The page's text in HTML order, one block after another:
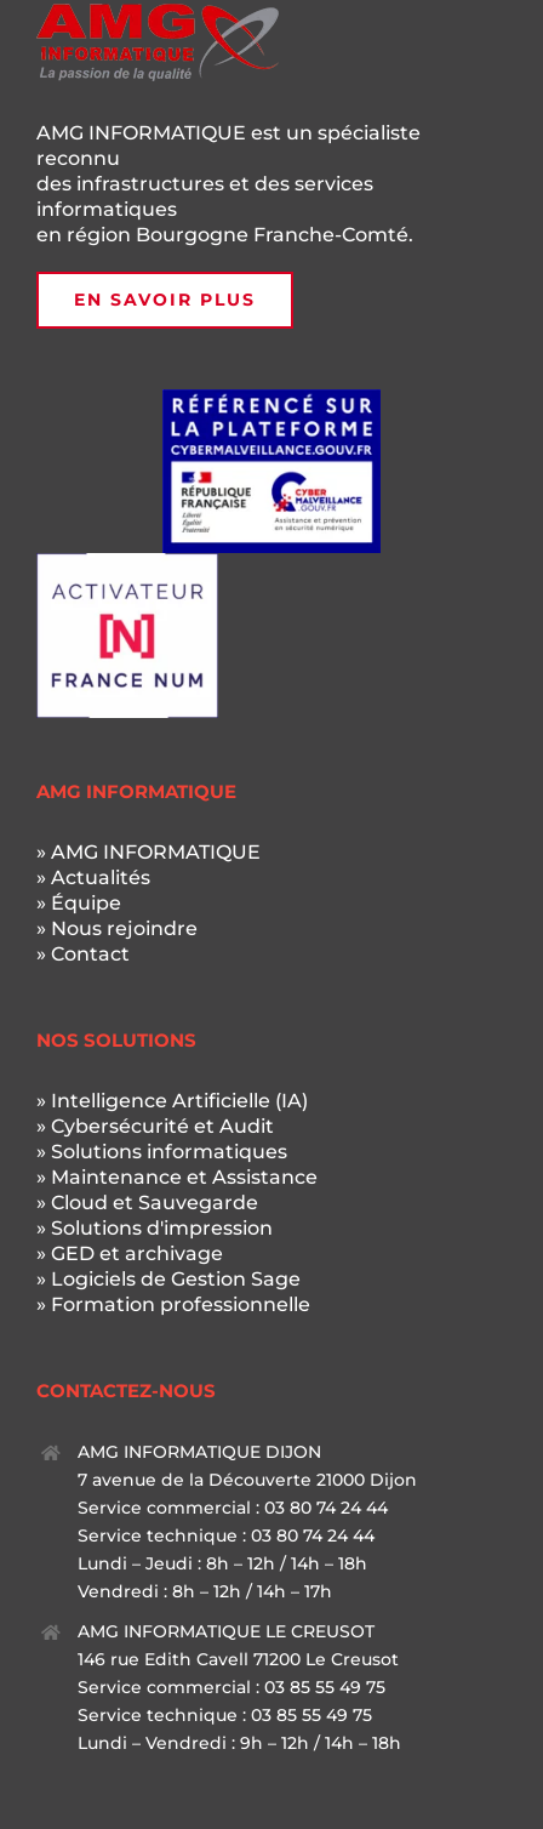
AMG INFORMATIQUE est un spécialiste
reconnu
des infrastructures et des services
informatiques
en région Bourgogne Franche-Comté.
EN SAVOIR PLUS
AMG INFORMATIQUE
» AMG INFORMATIQUE
» Actualités
» Équipe
» Nous rejoindre
» Contact
NOS SOLUTIONS
» Intelligence Artificielle (IA)
» Cybersécurité et Audit
» Solutions informatiques
» Maintenance et Assistance
» Cloud et Sauvegarde
» Solutions d'impression
» GED et archivage
» Logiciels de Gestion Sage
» Formation professionnelle
CONTACTEZ-NOUS
AMG INFORMATIQUE DIJON
7 avenue de la Découverte 21000 Dijon
Service commercial : 03 80 74 24 44
Service technique : 03 80 74 24 44
Lundi – Jeudi : 8h – 12h / 14h – 18h
Vendredi : 8h – 12h / 14h – 17h
AMG INFORMATIQUE LE CREUSOT
146 rue Edith Cavell 71200 Le Creusot
Service commercial : 03 85 55 49 75
Service technique : 03 85 55 49 75
Lundi – Vendredi : 9h – 12h / 14h – 18h